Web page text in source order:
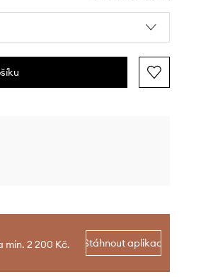
min. 2 200 Kč.
Stáhnout aplikaci